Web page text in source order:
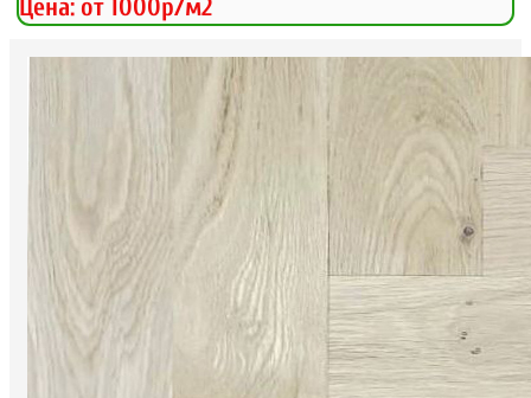
Цена: от 1000р/м2